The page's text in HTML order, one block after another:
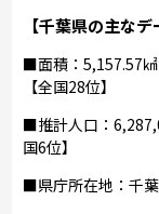
【千葉県の主なデ
■面積：5,157.57
【全国28位】
■推計人口：
国6位】
■県庁所在地：千